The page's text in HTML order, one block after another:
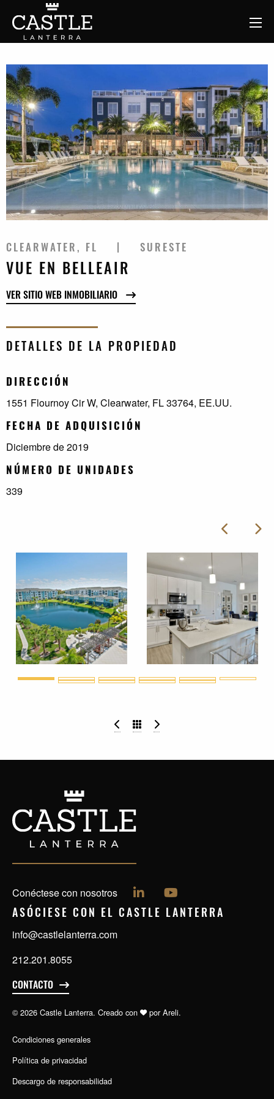
CLEARWATER, FL SURESTE
VUE EN BELLEAIR
VER SITIO WEB INMOBILIARIO
DETALLES DE LA PROPIEDAD
DIRECCIÓN
1551 Flournoy Cir W, Clearwater, FL 33764, EE.UU.
FECHA DE ADQUISICIÓN
Diciembre de 2019
NÚMERO DE UNIDADES
339
Imagen
Residences at the Triangle
Conéctese con nosotros Síguenos en LinkedIn
Síguenos en
ASÓCIESE CON EL CASTLE LANTERRA
info@castlelanterra.com
212.201.8055
CONTACTO
© 2026 Castle Lanterra. Creado con porAreli.
Condiciones generales
Política de privacidad
Descargo de responsabilidad